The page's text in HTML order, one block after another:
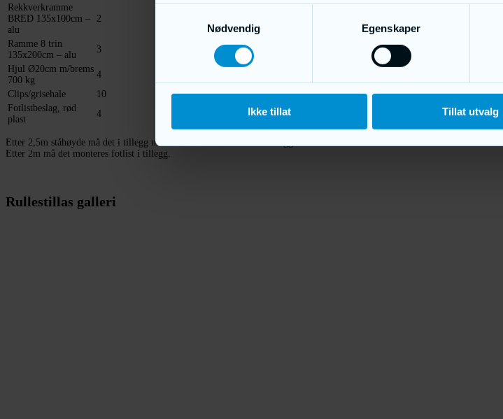
Nødvendig
Egenskaper
Ikke tillat Tillat utvalg
Rekkverkramme
BRED 135x100cm –
alu
2
Ramme 8 trin
135x200cm – alu
3
Hjul Ø20cm m/brems
700 kg
4
Clips/grisehale
10
Fotlistbeslag, rød
plast
4
Etter 2,5m ståhøyde må det i tillegg monteres enten støttebein eller veggfester.
Etter 2m må det monteres fotlist i tillegg.
Rullestillas galleri